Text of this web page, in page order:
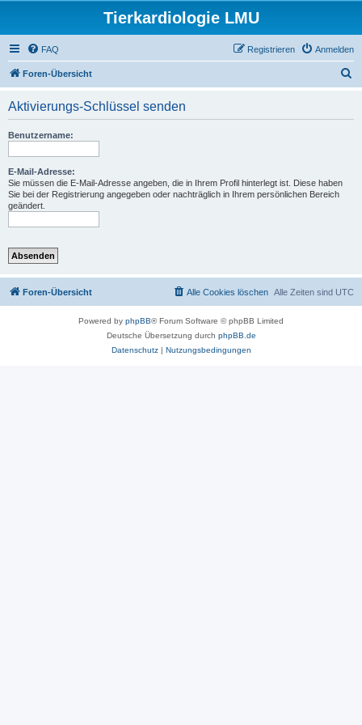
Tierkardiologie LMU
FAQ Anmelden
Registrieren
Foren-Übersicht
Aktivierungs-Schlüssel senden
Benutzername:
E-Mail-Adresse:
Sie müssen die E-Mail-Adresse angeben, die in Ihrem Profil hinterlegt ist. Diese haben
Sie bei der Registrierung angegeben oder nachträglich in Ihrem persönlichen Bereich
geändert.
Foren-Übersicht Alle Zeiten sind UTC
Alle Cookies löschen
Powered by phpBB® Forum Software © phpBB Limited
Deutsche Übersetzung durch phpBB.de
Datenschutz| Nutzungsbedingungen